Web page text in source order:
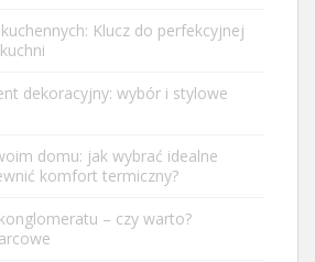
Klucz do perfekcyjnej
dekoracyjny: wybór i stylowe
domu: jak wybrać idealne
komfort termiczny?
– czy warto?